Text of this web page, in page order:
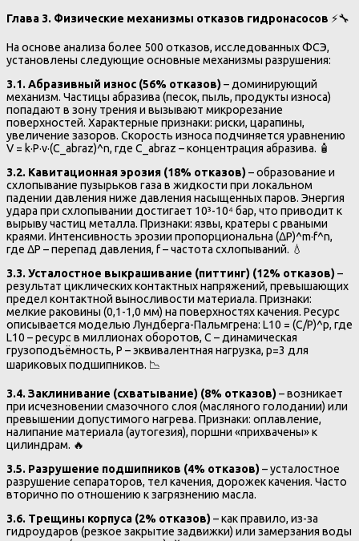
Глава 3. Физические механизмы отказов гидронасосов ⚡🔧
На основе анализа более 500 отказов, исследованных ФСЭ,
установлены следующие основные механизмы разрушения:
3.1. Абразивный износ (56% отказов)– доминирующий
механизм. Частицы абразива (песок, пыль, продукты износа)
попадают в зону трения и вызывают микрорезание
поверхностей. Характерные признаки: риски, царапины,
увеличение зазоров. Скорость износа подчиняется уравнению
V = k·P·v·(C_abraz)^n, где C_abraz – концентрация абразива. 🧴
3.2. Кавитационная эрозия (18% отказов)– образование и
схлопывание пузырьков газа в жидкости при локальном
падении давления ниже давления насыщенных паров. Энергия
удара при схлопывании достигает 10³-10⁴ бар, что приводит к
вырыву частиц металла. Признаки: язвы, кратеры с рваными
краями. Интенсивность эрозии пропорциональна (ΔP)^m·f^n,
где ΔP – перепад давления, f – частота схлопываний. 💧
3.3. Усталостное выкрашивание (питтинг) (12% отказов)–
результат циклических контактных напряжений, превышающих
предел контактной выносливости материала. Признаки:
мелкие раковины (0,1-1,0 мм) на поверхностях качения. Ресурс
описывается моделью Лундберга-Пальмгрена: L10 = (C/P)^p, где
L10 – ресурс в миллионах оборотов, C – динамическая
грузоподъёмность, P – эквивалентная нагрузка, p=3 для
шариковых подшипников. 📉
3.4. Заклинивание (схватывание) (8% отказов)– возникает
при исчезновении смазочного слоя (масляного голодании) или
превышении допустимого нагрева. Признаки: оплавление,
налипание материала (аутогезия), поршни «прихвачены» к
цилиндрам. 🔥
3.5. Разрушение подшипников (4% отказов)– усталостное
разрушение сепараторов, тел качения, дорожек качения. Часто
вторично по отношению к загрязнению масла.
3.6. Трещины корпуса (2% отказов)– как правило, из-за
гидроударов (резкое закрытие задвижки) или замерзания воды